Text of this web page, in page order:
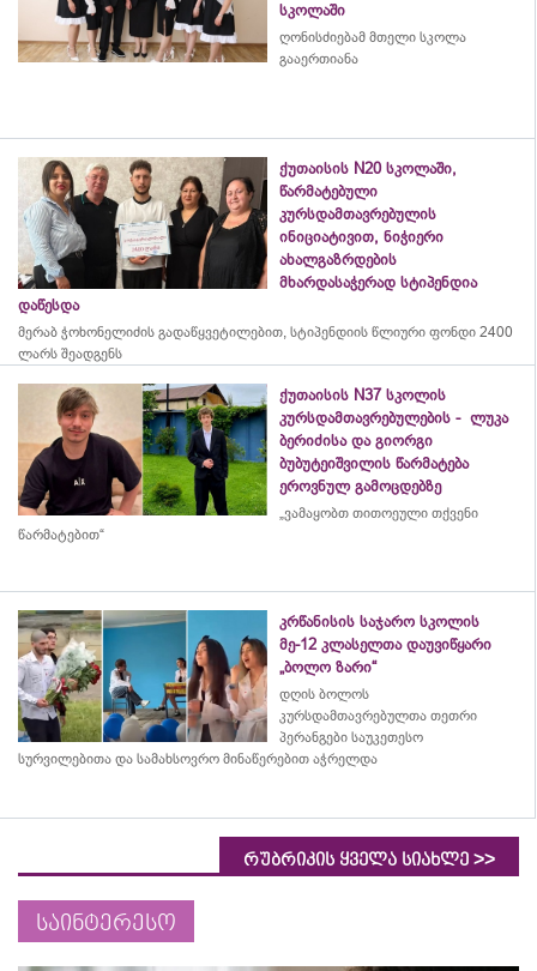
სკოლაში
ღონისძიებამ მთელი სკოლა
გააერთიანა
ქუთაისის N20 სკოლაში,
წარმატებული
კურსდამთავრებულის
ინიციატივით, ნიჭიერი
ახალგაზრდების
მხარდასაჭერად სტიპენდია
დაწესდა
მერაბ ჭოხონელიძის გადაწყვეტილებით, სტიპენდიის წლიური ფონდი 2400
ლარს შეადგენს
ქუთაისის N37 სკოლის
კურსდამთავრებულების - ლუკა
ბერიძისა და გიორგი
ბუბუტეიშვილის წარმატება
ეროვნულ გამოცდებზე
„ვამაყობთ თითოეული თქვენი
წარმატებით“
კრწანისის საჯარო სკოლის
მე-12 კლასელთა დაუვიწყარი
„ბოლო ზარი“
დღის ბოლოს
კურსდამთავრებულთა თეთრი
პერანგები საუკეთესო
სურვილებითა და სამახსოვრო მინაწერებით აჭრელდა
რუბრიკის ყველა სიახლე >>
საინტერესო